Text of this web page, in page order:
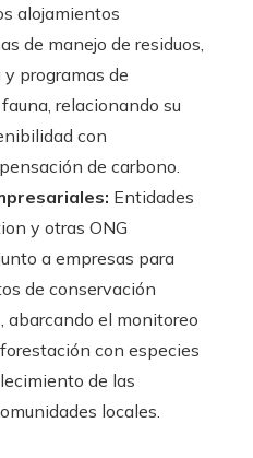
alojamientos
de manejo de residuos,
programas de
relacionando su
con
de carbono.
Entidades
y otras ONG
a empresas para
de conservación
abarcando el monitoreo
con especies
de las
locales.